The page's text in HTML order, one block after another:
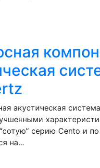
акустическая
“сотую” серию Cento и
на...